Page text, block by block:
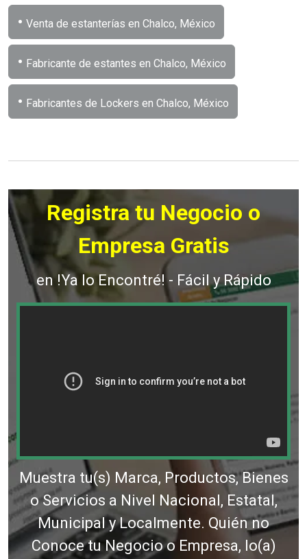
• Venta de estanterías en Chalco, México
• Fabricante de estantes en Chalco, México
• Fabricantes de Lockers en Chalco, México
Registra tu Negocio o
Empresa Gratis
en !Ya lo Encontré! - Fácil y Rápido
Muestra tu(s) Marca, Productos, Bienes
o Servicios a Nivel Nacional, Estatal,
Municipal y Localmente. Quién no
Conoce tu Negocio o Empresa, lo(a)